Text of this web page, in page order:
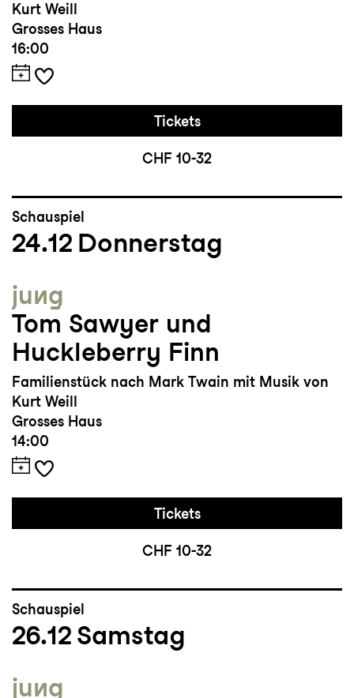
Kurt Weill
Grosses Haus
16:00
Tickets
CHF 10-32
Schauspiel
24.12 Donnerstag
jung
Tom Sawyer und
Huckleberry Finn
Familienstück nach Mark Twain mit Musik von
Kurt Weill
Grosses Haus
14:00
Tickets
CHF 10-32
Schauspiel
26.12 Samstag
jung